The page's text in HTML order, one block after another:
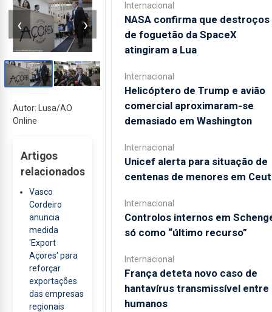
‹ ›
Autor: Lusa/AO
Online
Artigos
relacionados
Vasco
Cordeiro
anuncia
medida
'Export
Açores' para
reforçar
exportações
das empresas
regionais
Internacional
NASA confirma que destroços
de foguetão da SpaceX
atingiram a Lua
Internacional
Helicóptero de Trump e avião
comercial aproximaram-se
demasiado em Washington
Internacional
Unicef alerta para situação de
centenas de menores em
Internacional
Controlos internos em
só como “último recurso”
Internacional
França deteta novo caso de
hantavírus transmissível entre
humanos